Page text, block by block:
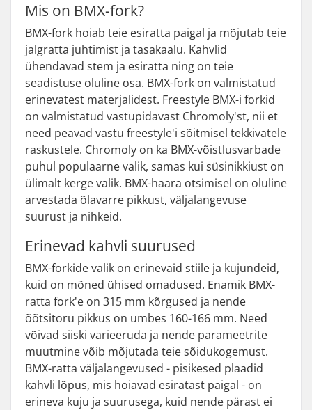
Mis on BMX-fork?
BMX-fork hoiab teie esiratta paigal ja mõjutab teie
jalgratta juhtimist ja tasakaalu. Kahvlid
ühendavad stem ja esiratta ning on teie
seadistuse oluline osa. BMX-fork on valmistatud
erinevatest materjalidest. Freestyle BMX-i forkid
on valmistatud vastupidavast Chromoly'st, nii et
need peavad vastu freestyle'i sõitmisel tekkivatele
raskustele. Chromoly on ka BMX-võistlusvarbade
puhul populaarne valik, samas kui süsinikkiust on
ülimalt kerge valik. BMX-haara otsimisel on oluline
arvestada õlavarre pikkust, väljalangevuse
suurust ja nihkeid.
Erinevad kahvli suurused
BMX-forkide valik on erinevaid stiile ja kujundeid,
kuid on mõned ühised omadused. Enamik BMX-
ratta fork'e on 315 mm kõrgused ja nende
õõtsitoru pikkus on umbes 160-166 mm. Need
võivad siiski varieeruda ja nende parameetrite
muutmine võib mõjutada teie sõidukogemust.
BMX-ratta väljalangevused - pisikesed plaadid
kahvli lõpus, mis hoiavad esiratast paigal - on
erineva kuju ja suurusega, kuid nende pärast ei